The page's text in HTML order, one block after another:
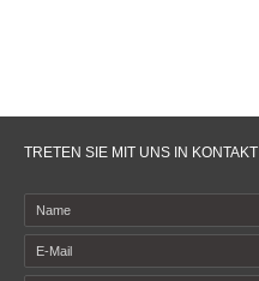
TRETEN SIE MIT UNS IN KONTAKT